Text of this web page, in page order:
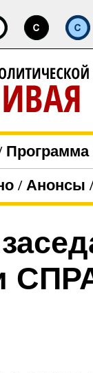
Программа
/ Анонсы